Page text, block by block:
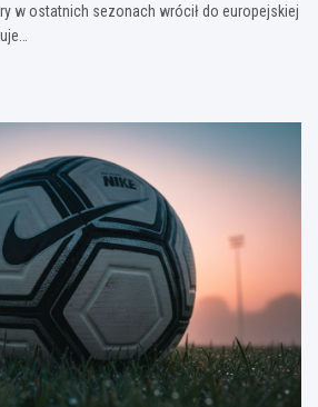
w ostatnich sezonach wrócił do europejskiej